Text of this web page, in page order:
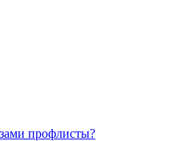
профлисты?